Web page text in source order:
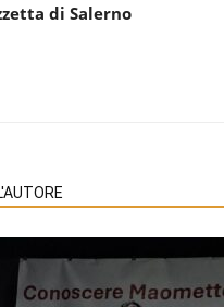
di Salerno